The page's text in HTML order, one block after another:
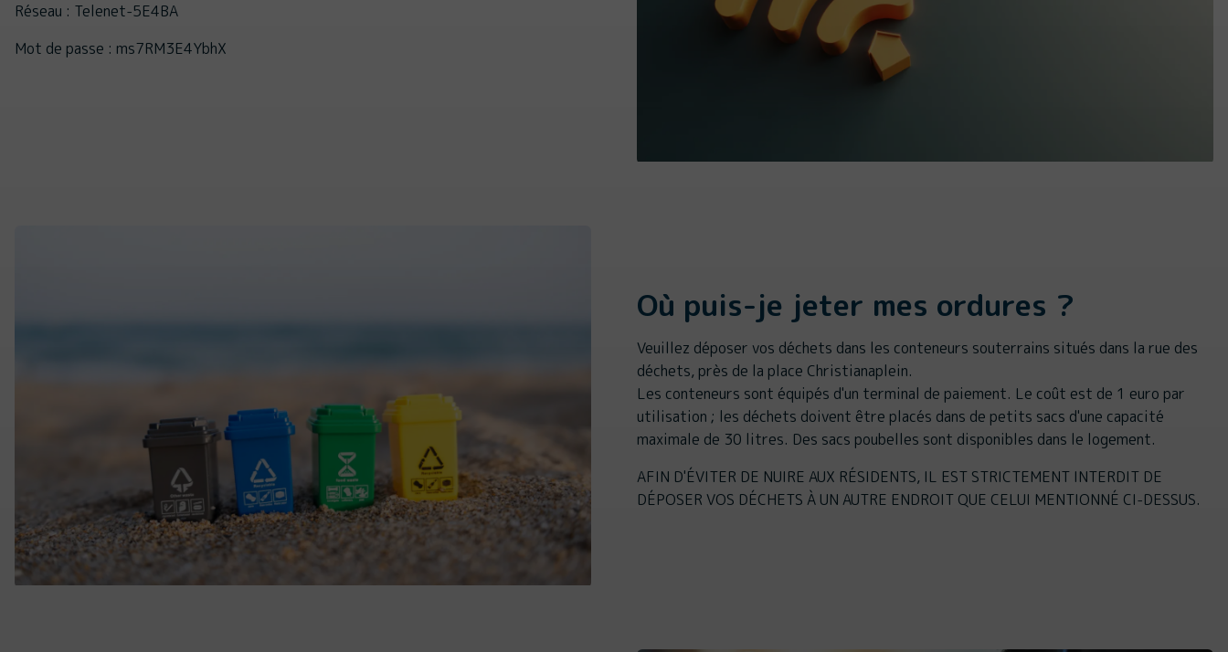
Réseau : Telenet-5E4BA
Mot de passe : ms7RM3E4YbhX
Où puis-je jeter mes ordures ?
Veuillez déposer vos déchets dans les conteneurs souterrains situés dans la rue des
déchets, près de la place Christianaplein.
Les conteneurs sont équipés d'un terminal de paiement. Le coût est de 1 euro par
utilisation ; les déchets doivent être placés dans de petits sacs d'une capacité
maximale de 30 litres. Des sacs poubelles sont disponibles dans le logement.
AFIN D'ÉVITER DE NUIRE AUX RÉSIDENTS, IL EST STRICTEMENT INTERDIT DE
DÉPOSER VOS DÉCHETS À UN AUTRE ENDROIT QUE CELUI MENTIONNÉ CI-DESSUS.